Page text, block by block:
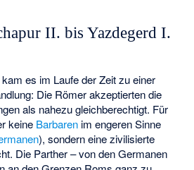
II. bis Yazdegerd I.
es im Laufe der Zeit zu einer
Die Römer akzeptierten die
als nahezu gleichberechtigt. Für
keine Barbaren im engeren Sinne
), sondern eine zivilisierte
Die Parther – von den Germanen